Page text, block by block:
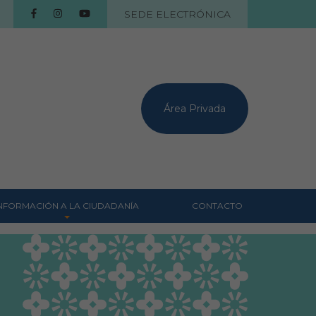
SEDE ELECTRÓNICA
Área Privada
A LA CIUDADANÍA
Centros veterinarios
Colegiados
Consejos para tus
mascotas
CONTACTO